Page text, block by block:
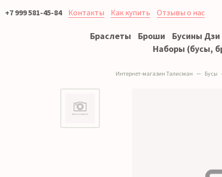
+7 999 581-45-84 Контакты Как купить Отзывы о нас
Браслеты Броши Бусины Дзи
Наборы (бусы,
Интернет-магазин Талисман Бусы